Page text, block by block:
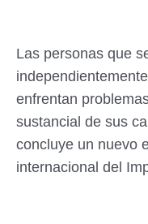
Las personas que
enfrentan
sustancial de sus
concluye un nuevo
internacional del